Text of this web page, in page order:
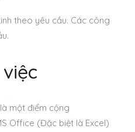
theo yêu cầu. Các công
một điểm cộng
Office (Đặc biệt là Excel)